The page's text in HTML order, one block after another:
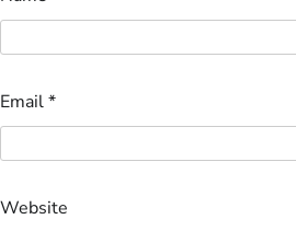
Email*
Website